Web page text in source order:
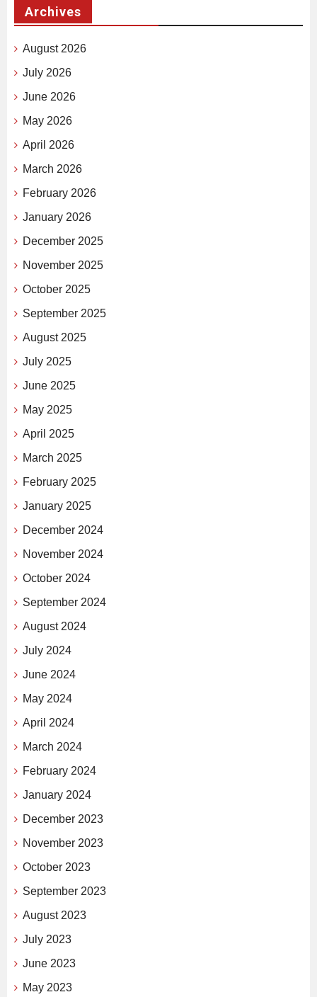
Archives
August 2026
July 2026
June 2026
May 2026
April 2026
March 2026
February 2026
January 2026
December 2025
November 2025
October 2025
September 2025
August 2025
July 2025
June 2025
May 2025
April 2025
March 2025
February 2025
January 2025
December 2024
November 2024
October 2024
September 2024
August 2024
July 2024
June 2024
May 2024
April 2024
March 2024
February 2024
January 2024
December 2023
November 2023
October 2023
September 2023
August 2023
July 2023
June 2023
May 2023